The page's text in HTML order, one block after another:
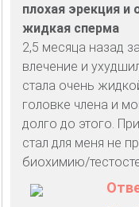
плохая эрекция и
жидкая сперма
2,5 месяца назад
влечение и
стала очень
головке члена и
долго до этого.
стал для меня не
биохимию/